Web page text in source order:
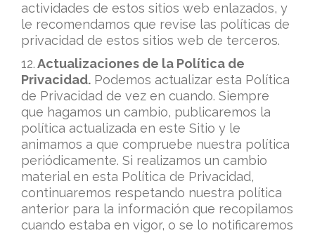
actividades de estos sitios web enlazados, y
le recomendamos que revise las políticas de
privacidad de estos sitios web de terceros.
12.Actualizaciones de la Política de
Privacidad. Podemos actualizar esta Política
de Privacidad de vez en cuando. Siempre
que hagamos un cambio, publicaremos la
política actualizada en este Sitio y le
animamos a que compruebe nuestra política
periódicamente. Si realizamos un cambio
material en esta Política de Privacidad,
continuaremos respetando nuestra política
anterior para la información que recopilamos
cuando estaba en vigor, o se lo notificaremos